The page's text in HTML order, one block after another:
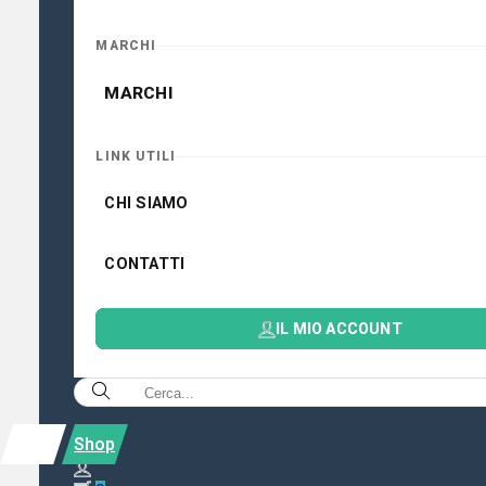
MARCHI
MARCHI
LINK UTILI
CHI SIAMO
CONTATTI
IL MIO ACCOUNT
Shop